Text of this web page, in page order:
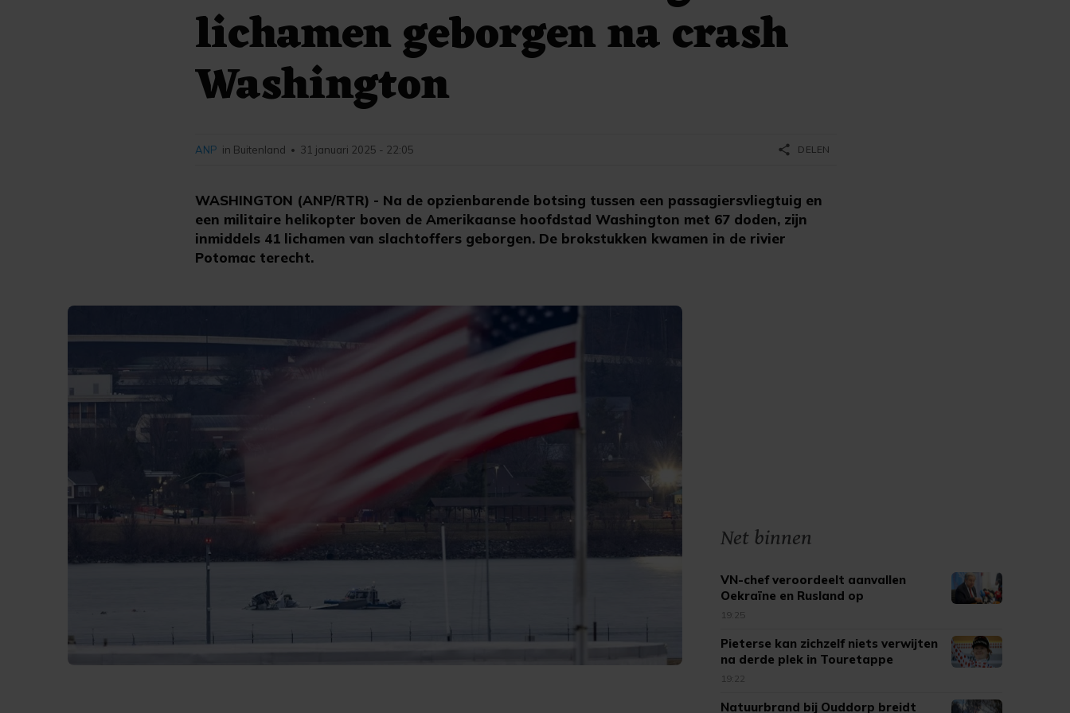
lichamen geborgen na crash
Washington
WASHINGTON (ANP/RTR) - Na de opzienbarende botsing tussen een passagiersvliegtuig en
een militaire helikopter boven de Amerikaanse hoofdstad Washington met 67 doden, zijn
inmiddels 41 lichamen van slachtoffers geborgen. De brokstukken kwamen in de rivier
Potomac terecht.
ANP in Buitenland • 31 januari 2025 - 22:05 share DELEN
Net binnen
VN-chef veroordeelt aanvallen
Oekraïne en Rusland op
burgerdoelen
19:25
Pieterse kan zichzelf niets verwijten
na derde plek in Touretappe
19:22
Natuurbrand bij Ouddorp breidt